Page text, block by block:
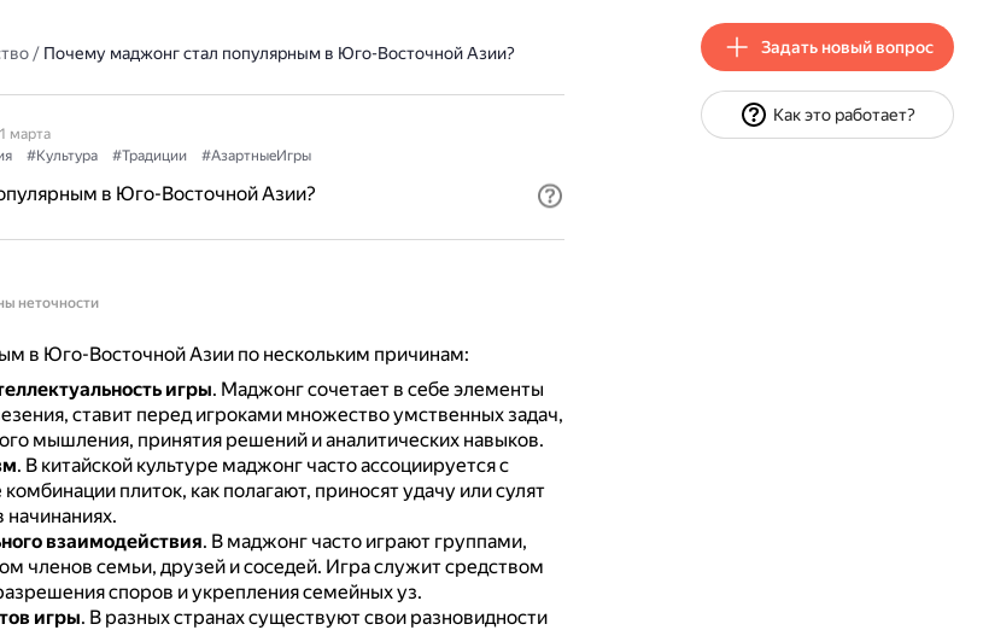
/ Почему маджонг стал популярным в Юго-Восточной Азии?
марта
#Культура #Традиции #АзартныеИгры
в Юго-Восточной Азии?
неточности
в Юго-Восточной Азии по нескольким причинам:
игры. Маджонг сочетает в себе элементы
ставит перед игроками множество умственных задач,
мышления, принятия решений и аналитических навыков.
. В китайской культуре маджонг часто ассоциируется с
плиток, как полагают, приносят удачу или сулят
начинаниях.
взаимодействия. В маджонг часто играют группами,
членов семьи, друзей и соседей. Игра служит средством
споров и укрепления семейных уз.
игры. В разных странах существуют свои разновидности
Задать новый вопрос
Как это работает?